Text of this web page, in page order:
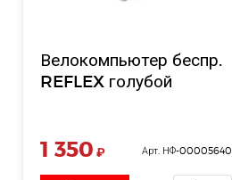
Велокомпьютер беспр.
REFLEX голубой
1 350 ₽ Арт. НФ-00005640